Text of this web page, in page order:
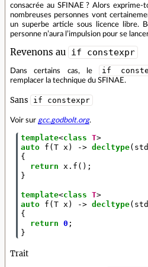
consacrée au SFINAE ? Alors
nombreuses personnes vont
un superbe article sous licence libre.
personne n’aura l’impulsion pour se
Revenons au if constexpr
Dans certains cas, le if
remplacer la technique du SFINAE.
Sans if constexpr
Voir sur gcc.godbolt.org.
template<class T>
auto f (T x ) -> decltype( std
{
return
x . f ();
}
template<class T>
auto f (T x ) -> decltype( std
{
return 0 ;
}
Trait